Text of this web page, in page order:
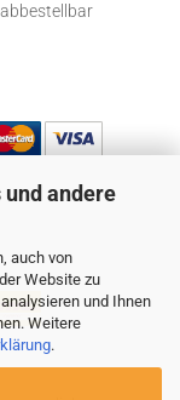
andere
auch von
Website zu
und Ihnen
Weitere
.